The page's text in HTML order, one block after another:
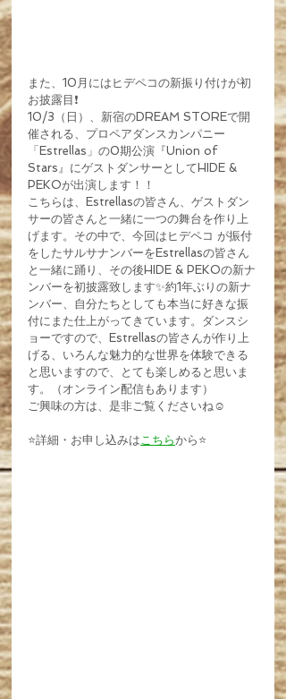
また、10月にはヒデペコの新振り付けが初
お披露目❗️
10/3（日）、新宿のDREAM STOREで開
催される、プロペアダンスカンパニー
「Estrellas」の0期公演『Union of
Stars』にゲストダンサーとしてHIDE &
PEKOが出演します！！
こちらは、Estrellasの皆さん、ゲストダン
サーの皆さんと一緒に一つの舞台を作り上
げます。その中で、今回はヒデペコ が振付
をしたサルサナンバーをEstrellasの皆さん
と一緒に踊り、その後HIDE & PEKOの新ナ
ンバーを初披露致します✨約1年ぶりの新ナ
ンバー、自分たちとしても本当に好きな振
付にまた仕上がってきています。ダンスシ
ョーですので、Estrellasの皆さんが作り上
げる、いろんな魅力的な世界を体験できる
と思いますので、とても楽しめると思いま
す。（オンライン配信もあります）
ご興味の方は、是非ご覧くださいね☺️
⭐️詳細・お申し込みはこちらから⭐️